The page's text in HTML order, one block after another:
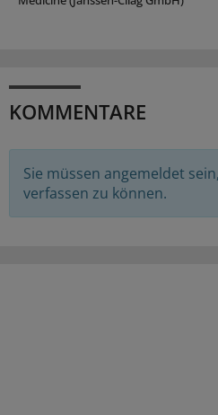
KOMMENTARE
Sie müssen angemeldet
verfassen zu können.